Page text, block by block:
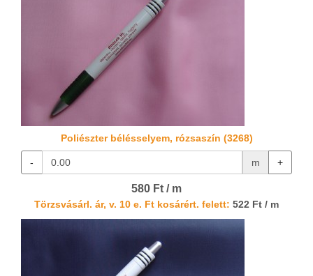
Poliészter bélésselyem, rózsaszín (3268)
- m +
580 Ft / m
Törzsvásárl. ár, v. 10 e. Ft kosárért. felett: 522 Ft / m